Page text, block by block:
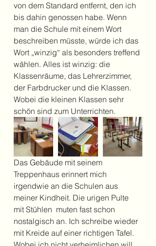
von dem Standard entfernt, den ich
bis dahin genossen habe. Wenn
man die Schule mit einem Wort
beschreiben müsste, würde ich das
Wort „winzig“ als besonders treffend
wählen. Alles ist winzig: die
Klassenräume, das Lehrerzimmer,
der Farbdrucker und die Klassen.
Wobei die kleinen Klassen sehr
schön sind zum Unterrichten.
Das Gebäude mit seinem
Treppenhaus erinnert mich
irgendwie an die Schulen aus
meiner Kindheit. Die urigen Pulte
mit Stühlen  muten fast schon
nostalgisch an. Ich schreibe wieder
mit Kreide auf einer richtigen Tafel.